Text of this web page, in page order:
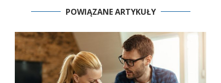
POWIĄZANE ARTYKUŁY